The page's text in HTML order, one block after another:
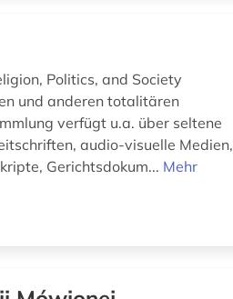
Politics, and Society
und anderen totalitären
verfügt u.a. über seltene
audio-visuelle Medien,
Gerichtsdokum... Mehr